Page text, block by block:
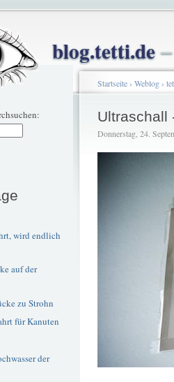
blog.tetti.de–
wird endlich
auf der
zu Strohn
für Kanuten
der
Startseite› Weblog›
Ultraschall
Donnerstag, 24.